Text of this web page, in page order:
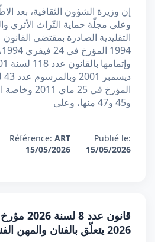
إن وزيرة الشؤون الثقافية، بعد
وعلى مجلّة حماية التّراث الأثري
و45 و47 منها، وعلى
Publié le:
15/05/2026
Référence:ART
15/05/2026
2026 يتعلّق بالفنان والمهن الفنية